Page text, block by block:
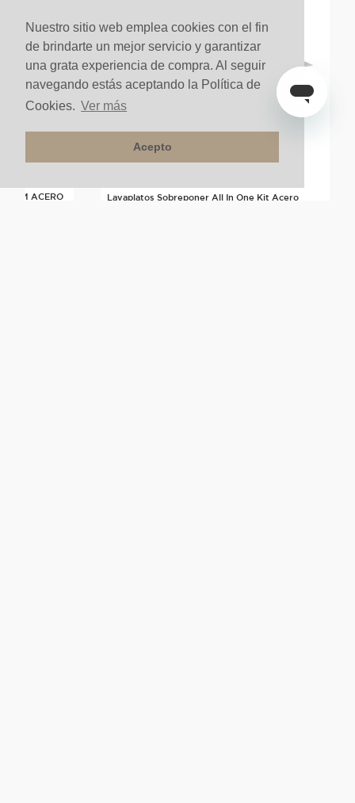
Nuestro sitio web emplea cookies con el fin
de brindarte un mejor servicio y garantizar
una grata experiencia de compra. Al seguir
navegando estás aceptando la Política de
Cookies. Ver más
Acepto
ACERO
Lavaplatos Sobreponer All In One Kit Acero